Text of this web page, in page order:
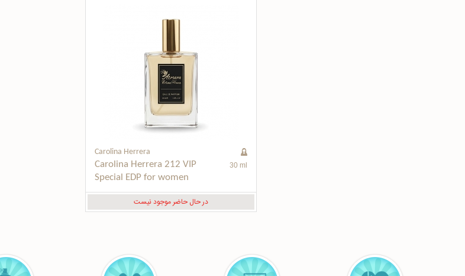
Carolina Herrera
Carolina Herrera 212 VIP
Special EDP for women
30 ml
در حال حاضر موجود نیست